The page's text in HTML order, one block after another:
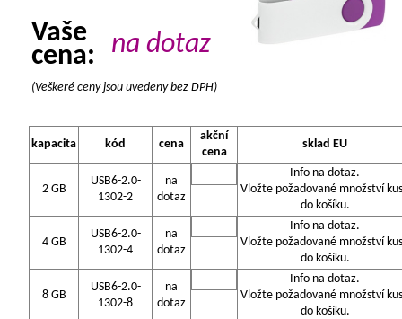
Vaše
cena:
na dotaz
(Veškeré ceny jsou uvedeny bez DPH)
kapacita kód cena
akční
cena
sklad EU
2 GB
USB6-2.0-
1302-2
na
dotaz
Info na dotaz.
Vložte požadované množství
do košíku.
4 GB
USB6-2.0-
1302-4
na
dotaz
Info na dotaz.
Vložte požadované množství
do košíku.
8 GB
USB6-2.0-
1302-8
na
dotaz
Info na dotaz.
Vložte požadované množství
do košíku.